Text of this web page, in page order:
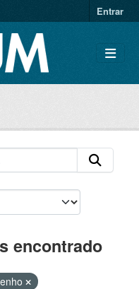
Entrar
encontrado